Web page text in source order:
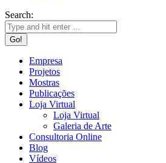
Search:
Empresa
Projetos
Mostras
Publicações
Loja Virtual
Loja Virtual
Galeria de Arte
Consultoria Online
Blog
Vídeos